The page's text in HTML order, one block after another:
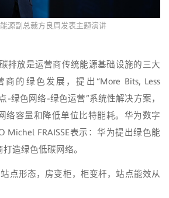
源副总裁方良周发表主题演讲
排放是运营商传统能源基础设施的三大
的绿色发展，提出“More Bits, Less
-绿色网络-绿色运营”系统性解决方案，
络容量和降低单位比特能耗。华为数字
Michel FRAISSE表示：华为提出绿色能
造绿色低碳网络。
点形态，房变柜，柜变杆，站点能效从